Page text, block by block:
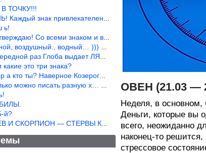
ТОЧКУ!!!
знак привлекателен! И среди Весов, Близнецов встреч
ь!
Со всеми знаком и все одиноки и Я )))
воздушный., водный… ))) выбери сам трех из 9 )))
раз Глоба выдает ЛЯП! А корректоры, редакторы пропус
какие это три знака?
ты? Наверное Козерог… Рога жена Рыба наставила ))
писать разную х… йню? Автор что то обкурился?
й?
СКОРПИОН — СТЕРВЫ КАКИХ ЕЩЕ ПОИСКАТЬ НАДО
ОВЕН (21.03 —
Неделя, в основном,
Деньги, которые вы
всего, неожиданно
наконец-то
стрессовое